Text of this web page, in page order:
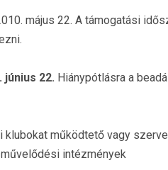
május 22. A támogatási
június 22. Hiánypótlásra a
klubokat működtető vagy
intézmények